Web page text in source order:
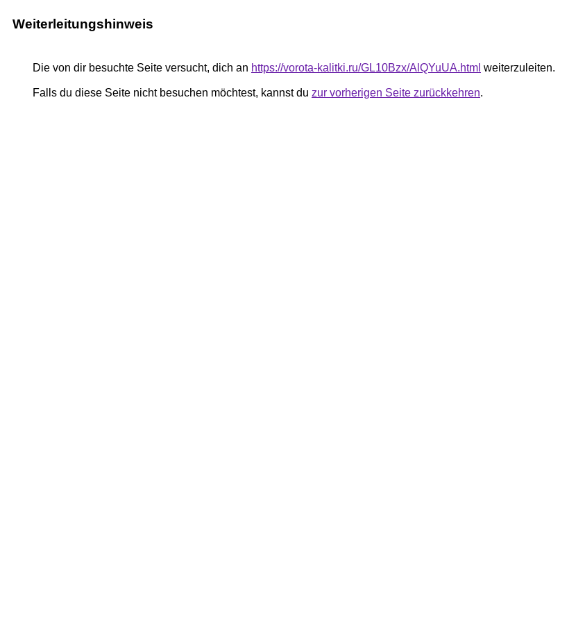
Weiterleitungshinweis
Die von dir besuchte Seite versucht, dich an https://vorota-kalitki.ru/GL10Bzx/AlQYuUA.html weiterzuleiten.
Falls du diese Seite nicht besuchen möchtest, kannst du zur vorherigen Seite zurückkehren.